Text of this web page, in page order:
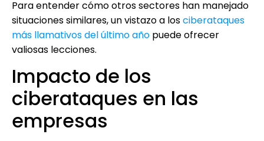
Para entender cómo otros sectores han manejado
situaciones similares, un vistazo a losciberataques
más llamativos del último año puede ofrecer
valiosas lecciones.
Impacto de los
ciberataques en las
empresas